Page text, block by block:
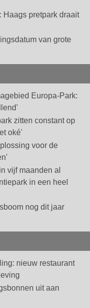
Haags pretpark draait
van grote
Europa-Park:
zitten constant op
oké'
voor de
vijf maanden al
in een heel
nog dit jaar
nieuw restaurant
uit aan